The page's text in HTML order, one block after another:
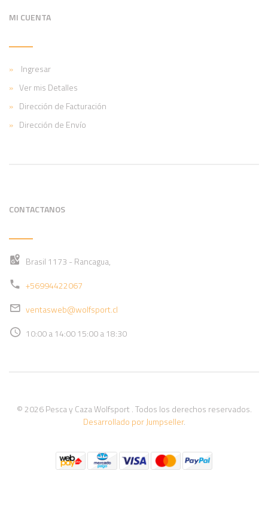
MI CUENTA
Ingresar
Ver mis Detalles
Dirección de Facturación
Dirección de Envío
CONTACTANOS
Brasil 1173 - Rancagua,
+56994422067
ventasweb@wolfsport.cl
10:00 a 14:00 15:00 a 18:30
© 2026 Pesca y Caza Wolfsport . Todos los derechos reservados.
Desarrollado por Jumpseller.